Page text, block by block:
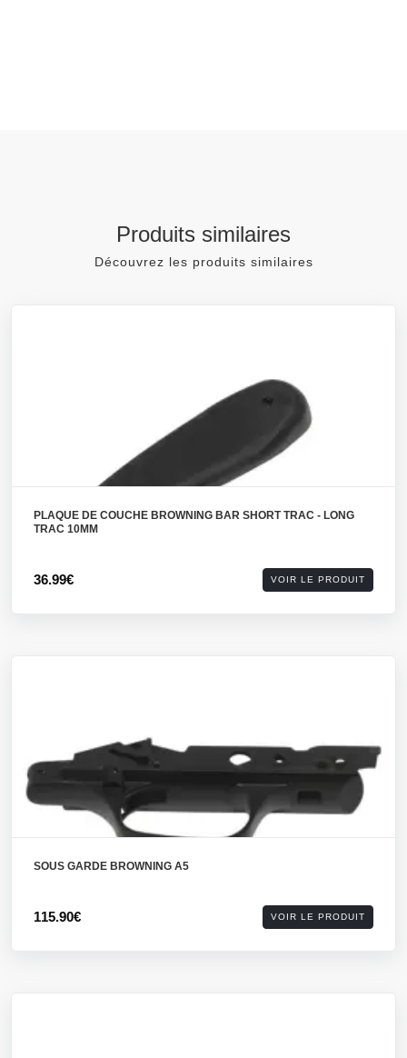
Produits similaires
Découvrez les produits similaires
PLAQUE DE COUCHE BROWNING BAR SHORT TRAC - LONG
TRAC 10MM
36.99€ VOIR LE PRODUIT
SOUS GARDE BROWNING A5
115.90€ VOIR LE PRODUIT